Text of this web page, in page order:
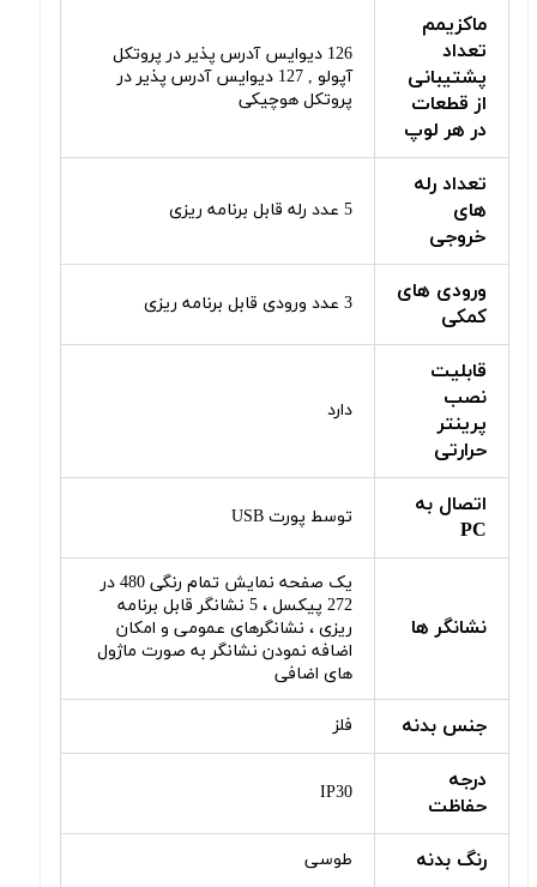
ماکزیمم
تعداد
پشتیبانی
از قطعات
در هر لوپ
126 دیوایس آدرس پذیر در پروتکل
آپولو , 127 دیوایس آدرس پذیر در
پروتکل هوچیکی
تعداد رله
های
خروجی
5 عدد رله قابل برنامه ریزی
ورودی های
کمکی
3 عدد ورودی قابل برنامه ریزی
قابلیت
نصب
پرینتر
حرارتی
دارد
اتصال به
PC
توسط پورت USB
نشانگر ها
یک صفحه نمایش تمام رنگی 480 در
272 پیکسل ، 5 نشانگر قابل برنامه
ریزی ، نشانگرهای عمومی و امکان
اضافه نمودن نشانگر به صورت ماژول
های اضافی
جنس بدنه فلز
درجه
حفاظت
IP30
رنگ بدنه طوسی